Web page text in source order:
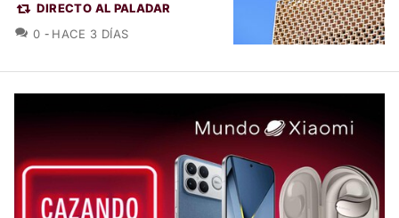
DIRECTO AL PALADAR
0 COMENTARIOS
HACE 3 DÍAS